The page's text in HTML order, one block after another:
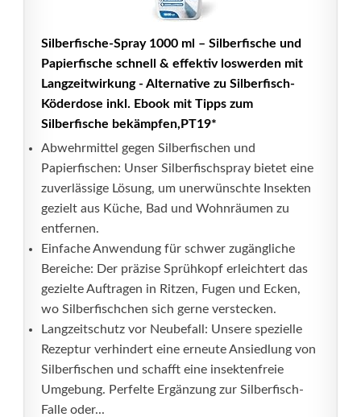
Silberfische-Spray 1000 ml – Silberfische und
Papierfische schnell & effektiv loswerden mit
Langzeitwirkung - Alternative zu Silberfisch-
Köderdose inkl. Ebook mit Tipps zum
Silberfische bekämpfen,PT19*
Abwehrmittel gegen Silberfischen und
Papierfischen: Unser Silberfischspray bietet eine
zuverlässige Lösung, um unerwünschte Insekten
gezielt aus Küche, Bad und Wohnräumen zu
entfernen.
Einfache Anwendung für schwer zugängliche
Bereiche: Der präzise Sprühkopf erleichtert das
gezielte Auftragen in Ritzen, Fugen und Ecken,
wo Silberfischchen sich gerne verstecken.
Langzeitschutz vor Neubefall: Unsere spezielle
Rezeptur verhindert eine erneute Ansiedlung von
Silberfischen und schafft eine insektenfreie
Umgebung. Perfelte Ergänzung zur Silberfisch-
Falle oder...